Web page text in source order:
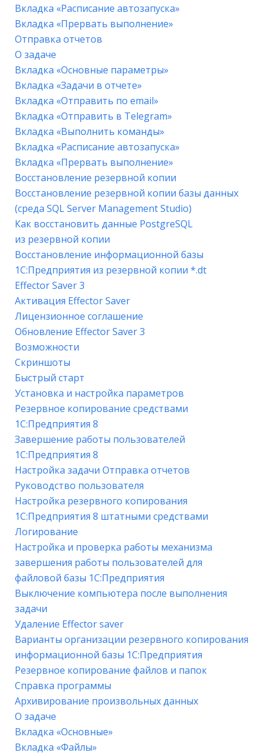
Вкладка «Расписание автозапуска»
Вкладка «Прервать выполнение»
Отправка отчетов
О задаче
Вкладка «Основные параметры»
Вкладка «Задачи в отчете»
Вкладка «Отправить по email»
Вкладка «Отправить в Telegram»
Вкладка «Выполнить команды»
Вкладка «Расписание автозапуска»
Вкладка «Прервать выполнение»
Восстановление резервной копии
Восстановление резервной копии базы данных
(среда SQL Server Management Studio)
Как восстановить данные PostgreSQL
из резервной копии
Восстановление информационной базы
1С:Предприятия из резервной копии *.dt
Effector Saver 3
Активация Effector Saver
Лицензионное соглашение
Обновление Effector Saver 3
Возможности
Скриншоты
Быстрый старт
Установка и настройка параметров
Резервное копирование средствами
1С:Предприятия 8
Завершение работы пользователей
1С:Предприятия 8
Настройка задачи Отправка отчетов
Руководство пользователя
Настройка резервного копирования
1С:Предприятия 8 штатными средствами
Логирование
Настройка и проверка работы механизма
завершения работы пользователей для
файловой базы 1С:Предприятия
Выключение компьютера после выполнения
задачи
Удаление Effector saver
Варианты организации резервного копирования
информационной базы 1С:Предприятия
Резервное копирование файлов и папок
Справка программы
Архивирование произвольных данных
О задаче
Вкладка «Основные»
Вкладка «Файлы»